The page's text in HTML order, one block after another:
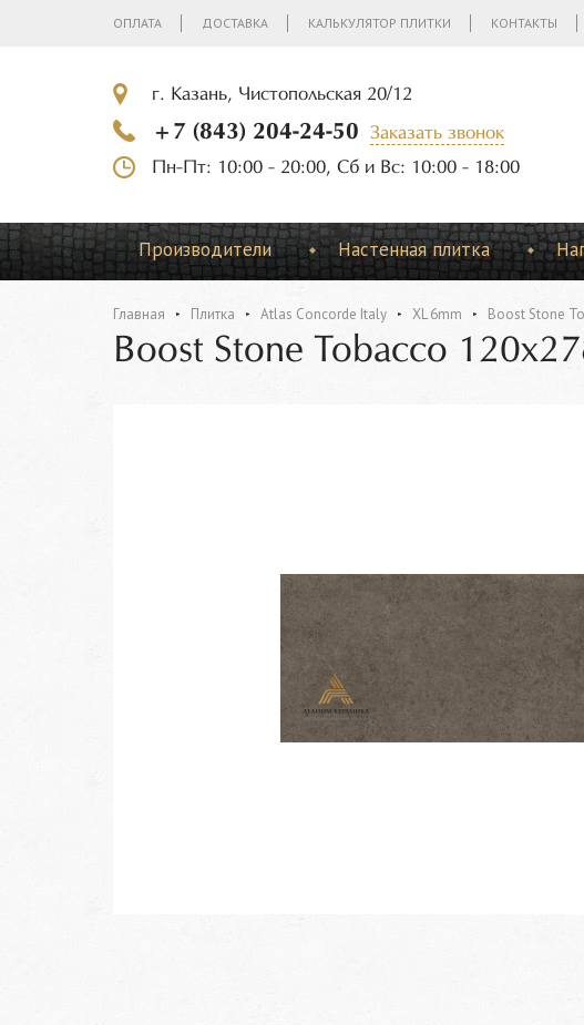
ОПЛАТА ДОСТАВКА КАЛЬКУЛЯТОР ПЛИТКИ КОНТАКТЫ
г. Казань, Чистопольская 20/12
+7 (843) 204-24-50
Заказать звонок
Пн-Пт: 10:00 - 20:00, Сб и Вс: 10:00 - 18:00
Производители Настенная плитка
Главная Плитка Atlas Concorde Italy XL 6mm Boost Stone
Boost Stone Tobacco